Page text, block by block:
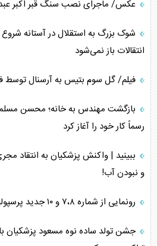
عکس/ ماجرای نصب سنگ قبر اکبر
شوک بزرگ به استقلال در آستانه
انتقالات باز نمی‌شود
فیلم/ گل سوم بتیس به آرسنال توسط
بازگشت مهندس به خانه؛ محسن
رسماً کار خود را آغاز کرد
ببینید | واکنش پزشکیان به انتقاد
و نبودن آب!
رونمایی از شماره ۷،۸ و ۱۰ جدید پرسپولیس
جشن تولد ساده نوه مسعود